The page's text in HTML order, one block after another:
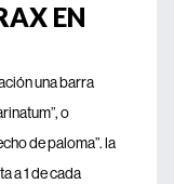
EN
una barra
o
de paloma”. la
a 1 de cada